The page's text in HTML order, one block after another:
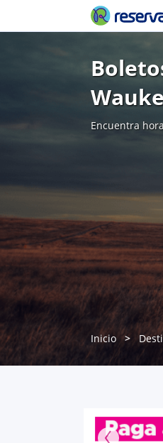
Encuentra
Inicio